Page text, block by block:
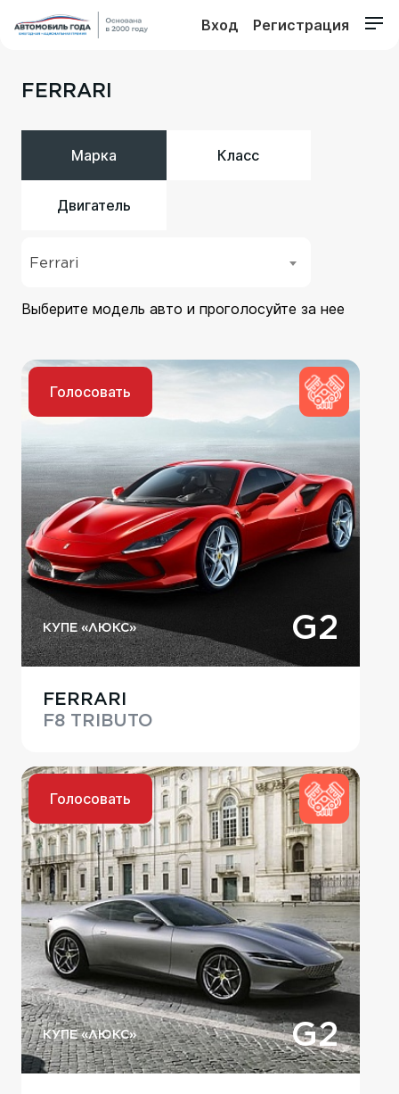
Вход Регистрация
FERRARI
Марка Класс
Двигатель
Ferrari
Выберите модель авто и проголосуйте за нее
Голосовать
КУПЕ «ЛЮКС» G2
FERRARI
F8 TRIBUTO
Голосовать
КУПЕ «ЛЮКС» G2